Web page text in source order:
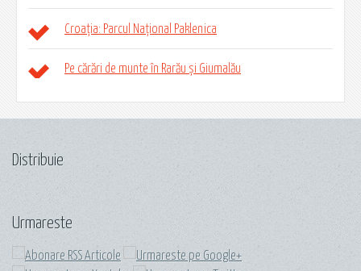
Croația: Parcul Național Paklenica
Pe cărări de munte în Rarău și Giumalău
Distribuie
Urmareste